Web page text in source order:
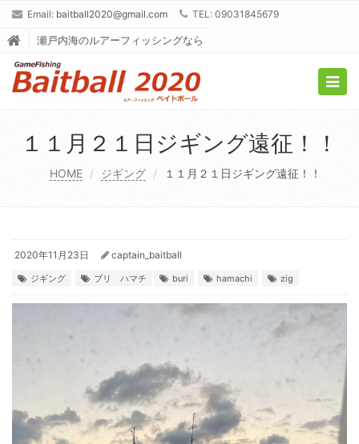
Email: baitball2020@gmail.com TEL: 09031845679
瀬戸内海のルアーフィッシングなら
１１月２１日ジギング遠征！！
HOME ジギング １１月２１日ジギング遠征！！
2020年11月23日 captain_baitball
ジギング ブリ ハマチ buri hamachi zig